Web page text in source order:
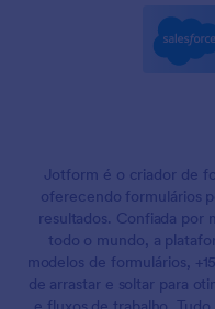
Jotform é o criador de
oferecendo formulários
resultados. Confiada por
todo o mundo, a
modelos de formulários,
de arrastar e soltar para